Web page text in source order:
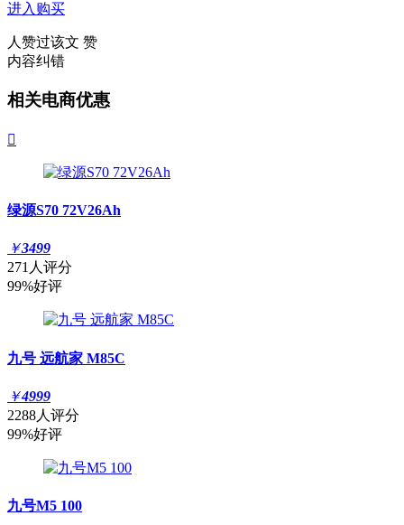
进入购买
人赞过该文 赞
内容纠错
相关电商优惠

绿源S70 72V26Ah
￥3499
271人评分
99%好评
九号 远航家 M85C
￥4999
2288人评分
99%好评
九号M5 100